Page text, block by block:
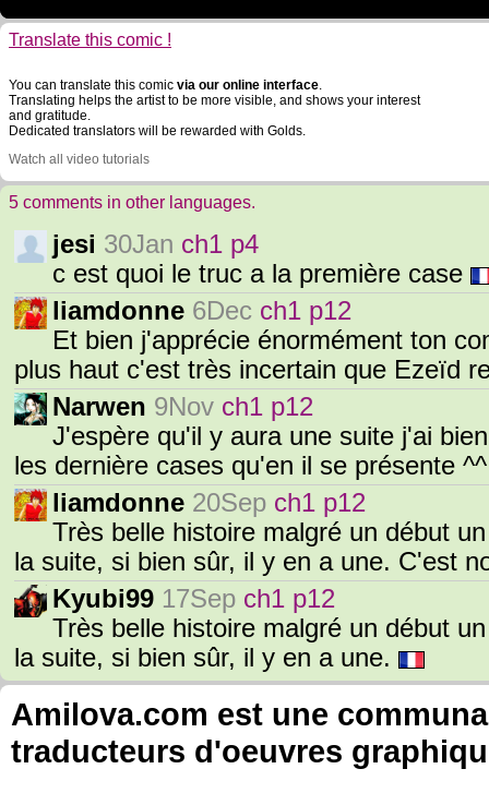
Translate this comic !
You can translate this comic via our online interface.
Translating helps the artist to be more visible, and shows your interest
and gratitude.
Dedicated translators will be rewarded with Golds.
Watch all video tutorials
5 comments in other languages.
jesi 30Jan ch1 p4
c est quoi le truc a la première case
liamdonne 6Dec ch1 p12
Et bien j'apprécie énormément ton
plus haut c'est très incertain que Ezeïd
Narwen 9Nov ch1 p12
J'espère qu'il y aura une suite j'ai
les dernière cases qu'en il se présente
liamdonne 20Sep ch1 p12
Très belle histoire malgré un début
la suite, si bien sûr, il y en a une. C'est
Kyubi99 17Sep ch1 p12
Très belle histoire malgré un début
la suite, si bien sûr, il y en a une.
Amilova.com est une
traducteurs d'oeuvres